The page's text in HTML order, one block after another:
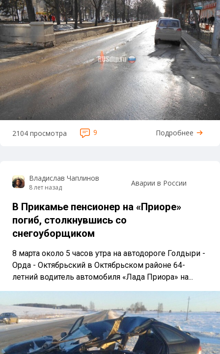
2104 просмотра 9 Подробнее
Владислав Чаплинов
8 лет назад Аварии в России
В Прикамье пенсионер на «Приоре»
погиб, столкнувшись со
снегоуборщиком
8 марта около 5 часов утра на автодороге Голдыри -
Орда - Октябрьский в Октябрьском районе 64-
летний водитель автомобиля «Лада Приора» на...